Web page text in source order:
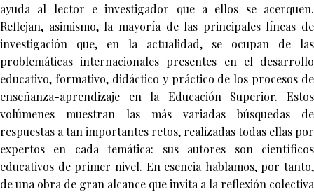
ayuda al lector e investigador que a ellos se acerquen.
Reflejan, asimismo, la mayoría de las principales líneas de
investigación que, en la actualidad, se ocupan de las
problemáticas internacionales presentes en el desarrollo
educativo, formativo, didáctico y práctico de los procesos de
enseñanza-aprendizaje en la Educación Superior. Estos
volúmenes muestran las más variadas búsquedas de
respuestas a tan importantes retos, realizadas todas ellas por
expertos en cada temática: sus autores son científicos
educativos de primer nivel. En esencia hablamos, por tanto,
de una obra de gran alcance que invita a la reflexión colectiva